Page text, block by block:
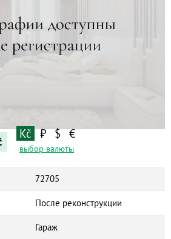
Kč ₽ $ €
выбор валюты
72705
После реконструкции
Гараж